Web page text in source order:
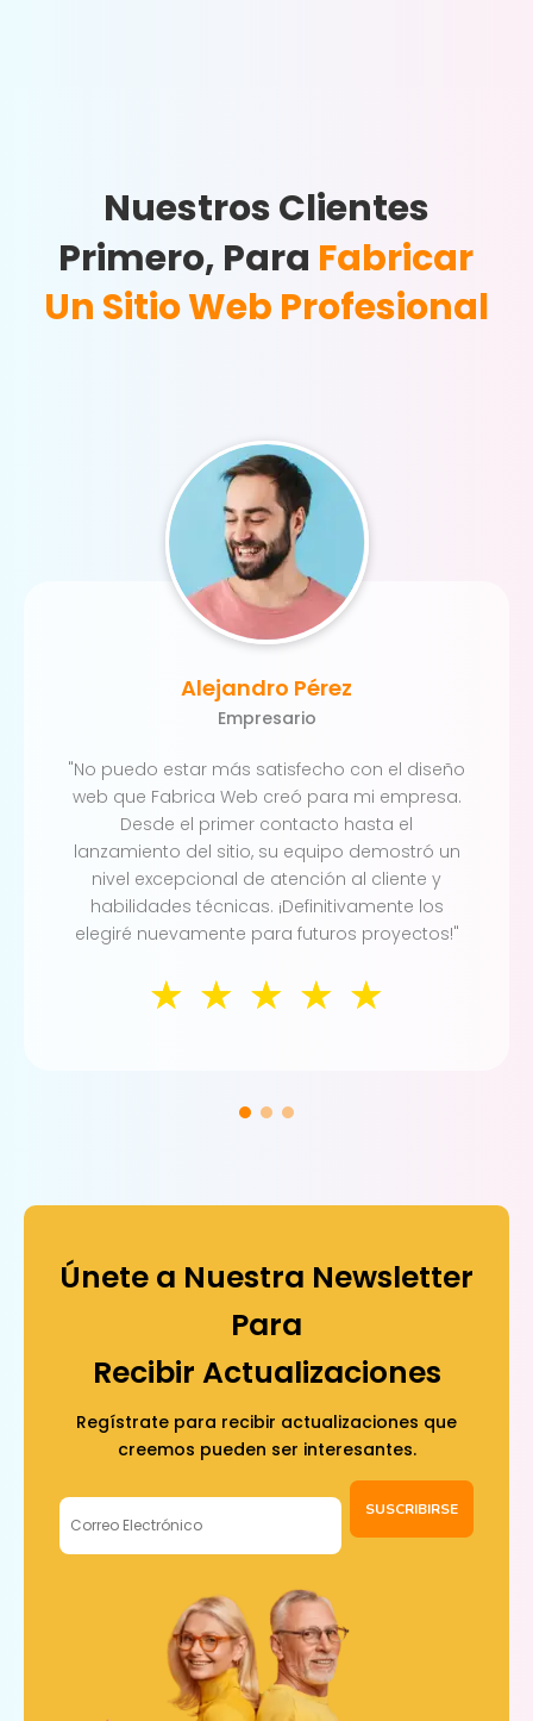
Nuestros Clientes
Primero, Para Fabricar
Un Sitio Web Profesional
"No puedo estar más satisfecho con el diseño
web que Fabrica Web creó para mi empresa.
Desde el primer contacto hasta el
lanzamiento del sitio, su equipo demostró un
nivel excepcional de atención al cliente y
habilidades técnicas. ¡Definitivamente los
elegiré nuevamente para futuros proyectos!"
Alejandro Pérez
Empresario
☆ ☆ ☆ ☆ ☆
Únete a Nuestra Newsletter
Para
Recibir Actualizaciones
Regístrate para recibir actualizaciones que
creemos pueden ser interesantes.
SUSCRIBIRSE